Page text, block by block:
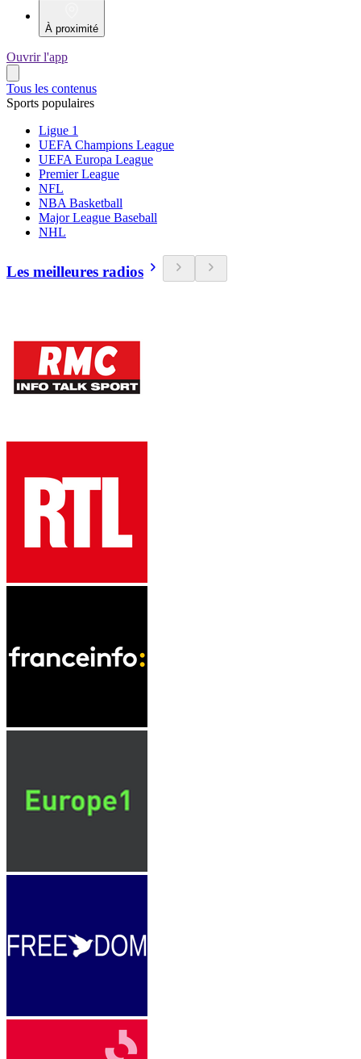
À proximité
Ouvrir l'app
Tous les contenus
Sports populaires
Ligue 1
UEFA Champions League
UEFA Europa League
Premier League
NFL
NBA Basketball
Major League Baseball
NHL
Les meilleures radios